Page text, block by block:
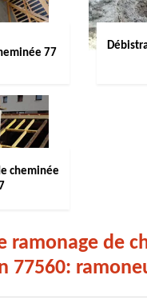
77
cheminée
ramonage de
77560: